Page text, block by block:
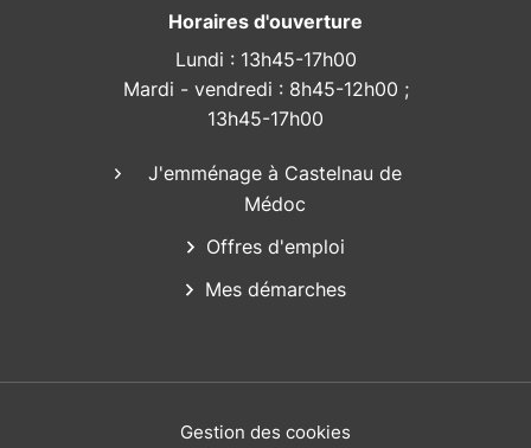
Horaires d'ouverture
Lundi : 13h45-17h00
Mardi - vendredi : 8h45-12h00 ;
13h45-17h00
J'emménage à Castelnau de
Médoc
Offres d'emploi
Mes démarches
Gestion des cookies